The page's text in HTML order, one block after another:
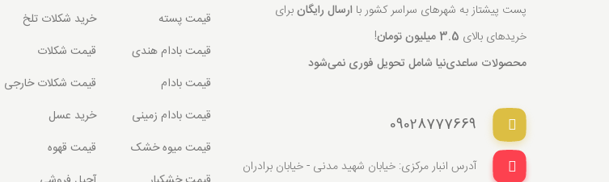
پست پیشتاز به شهرهای سراسر کشور با ارسال رایگانبرای
خریدهای بالای 3.5 میلیون تومان
!
محصولات ساعدی‌نیا شامل تحویل فوری نمی‌شود
09028777669
آدرس انبار مرکزی: خیابان شهید مدنی - خیابان برادران
قیمت پسته
قیمت بادام هندی
قیمت بادام
قیمت بادام زمینی
قیمت میوه خشک
خرید شکلات تلخ
قیمت شکلات
قیمت شکلات خارجی
خرید عسل
قیمت قهوه